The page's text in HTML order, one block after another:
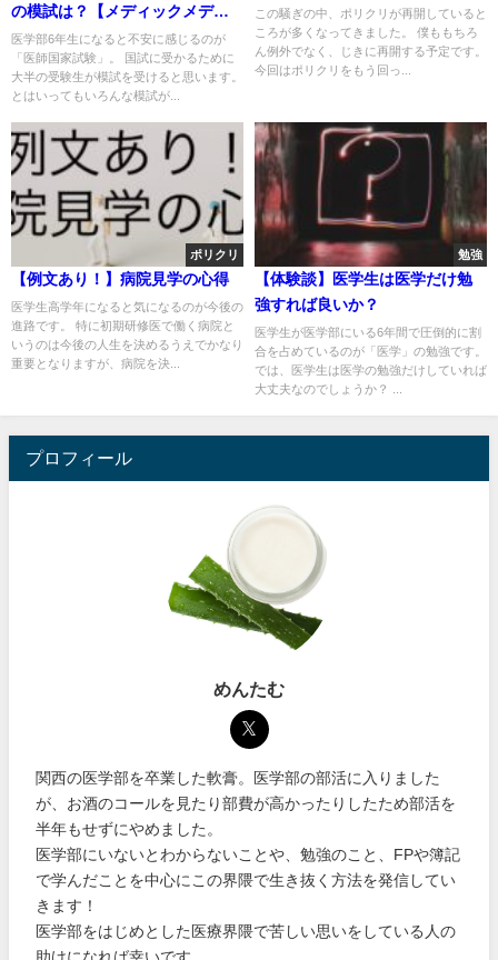
の模試は？【メディックメディ
ア模試】
医学部6年生になると不安に感じるのが
「医師国家試験」。 国試に受かるために
大半の受験生が模試を受けると思います。
とはいってもいろんな模試が...
この騒ぎの中、ポリクリが再開していると
ころが多くなってきました。 僕ももちろ
ん例外でなく、じきに再開する予定です。
今回はポリクリをもう回っ...
ポリクリ
【例文あり！】病院見学の心得
医学生高学年になると気になるのが今後の
進路です。 特に初期研修医で働く病院と
いうのは今後の人生を決めるうえでかなり
重要となりますが、病院を決...
勉強
【体験談】医学生は医学だけ勉
強すれば良いか？
医学生が医学部にいる6年間で圧倒的に割
合を占めているのが「医学」の勉強です。
では、医学生は医学の勉強だけしていれば
大丈夫なのでしょうか？ ...
プロフィール
めんたむ
関西の医学部を卒業した軟膏。医学部の部活に入りました
が、お酒のコールを見たり部費が高かったりしたため部活を
半年もせずにやめました。
医学部にいないとわからないことや、勉強のこと、FPや簿記
で学んだことを中心にこの界隈で生き抜く方法を発信してい
きます！
医学部をはじめとした医療界隈で苦しい思いをしている人の